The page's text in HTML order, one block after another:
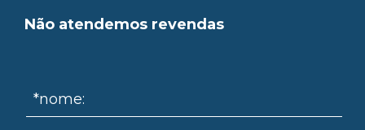
Não atendemos revendas
*nome: